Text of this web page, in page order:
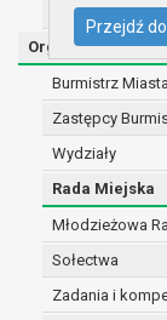
Straż Miejska
Organy
Burmistrz
Zastępcy
Wydziały
Rada Miejska
Młodzieżowa
Sołectwa
Zadania i
e-
Dane
e-
Pani/
W
Przejdź